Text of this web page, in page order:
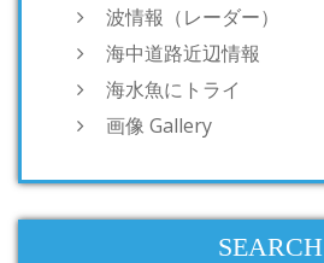
波情報（レーダー）
海中道路近辺情報
海水魚にトライ
画像 Gallery
SEARCH